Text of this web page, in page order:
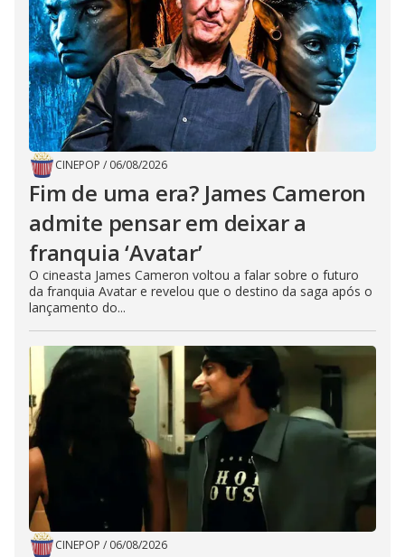
CINEPOP / 06/08/2026
Fim de uma era? James Cameron
admite pensar em deixar a
franquia ‘Avatar’
O cineasta James Cameron voltou a falar sobre o futuro
da franquia Avatar e revelou que o destino da saga após o
lançamento do...
CINEPOP / 06/08/2026